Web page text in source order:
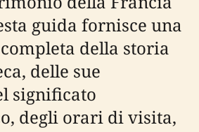
guida fornisce una
della storia
delle sue
significato
degli orari di visita,